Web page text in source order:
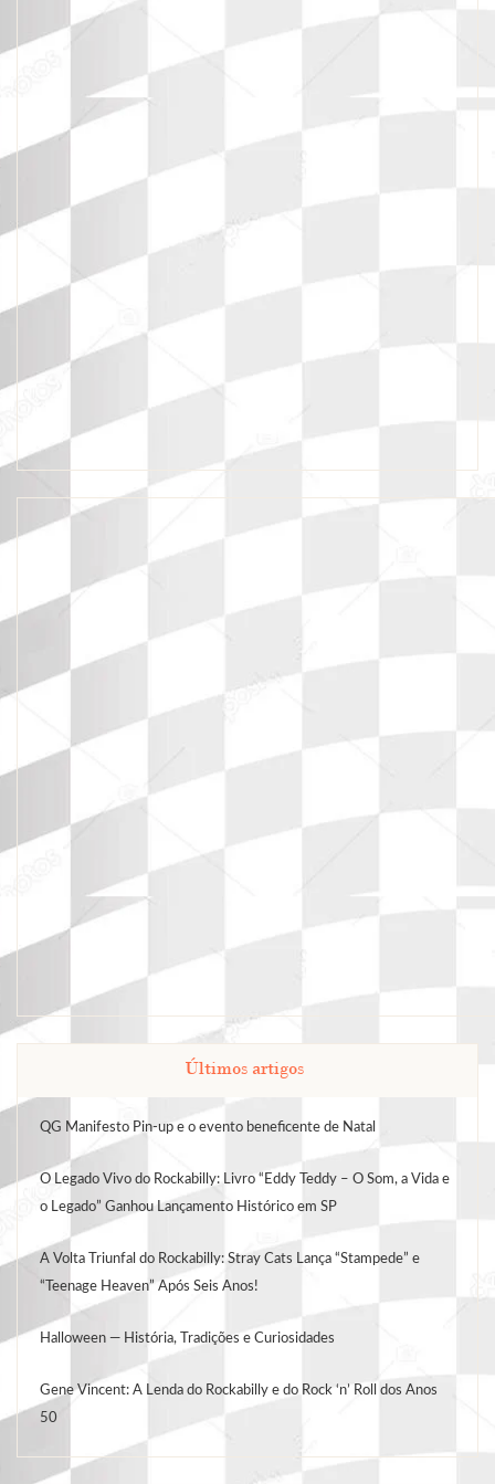
Últimos artigos
QG Manifesto Pin-up e o evento beneficente de Natal
O Legado Vivo do Rockabilly: Livro “Eddy Teddy – O Som, a Vida e
o Legado” Ganhou Lançamento Histórico em SP
A Volta Triunfal do Rockabilly: Stray Cats Lança “Stampede” e
“Teenage Heaven” Após Seis Anos!
Halloween — História, Tradições e Curiosidades
Gene Vincent: A Lenda do Rockabilly e do Rock ‘n’ Roll dos Anos
50